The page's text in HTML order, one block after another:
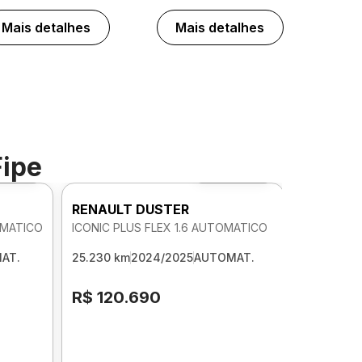
Mais detalhes Mais detalhes
360º
RENAULT DUSTER
ICONIC PLUS FLEX 1.6 AUTOMATICO
25.230 km2024/2025AUTOMAT.
R$ 120.690